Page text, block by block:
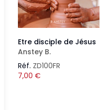
Etre disciple de Jésus
Anstey B.
Réf. ZD100FR
7,00 €